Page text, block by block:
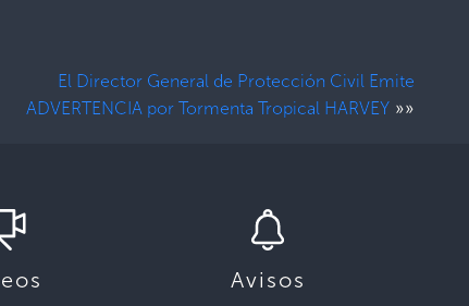
El Director General de Protección Civil Emite
ADVERTENCIA por Tormenta Tropical HARVEY »»
Avisos